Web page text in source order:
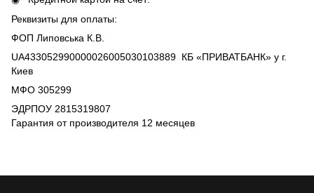
Реквизиты для оплаты:
ФОП Липовська К.В.
UA433052990000026005030103889 КБ «ПРИВАТБАНК» у г.
Киев
МФО 305299
ЭДРПОУ 2815319807
Гарантия от производителя 12 месяцев